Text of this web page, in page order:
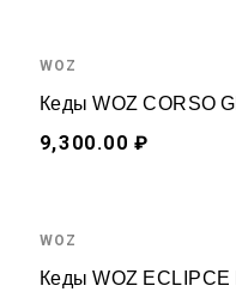
WOZ
Кеды WOZ CORSO
9,300.00 ₽
WOZ
Кеды WOZ ECLIPCE